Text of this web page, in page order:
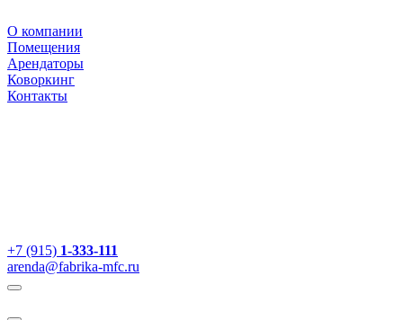
О компании
Помещения
Арендаторы
Коворкинг
Контакты
+7 (915) 1-333-111
arenda@fabrika-mfc.ru